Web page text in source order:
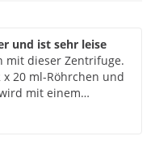
und ist sehr leise
mit dieser Zentrifuge.
x 20 ml-Röhrchen und
mit einem
geliefert, Benutzer
benötigen also einen